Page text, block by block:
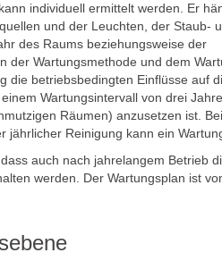
individuell ermittelt werden. Er
und der Leuchten, der Staub-
des Raums beziehungsweise der
der Wartungsmethode und dem
die betriebsbedingten Einflüsse auf
Wartungsintervall von drei
Räumen) anzusetzen ist.
jährlicher Reinigung kann ein
auch nach jahrelangem Betrieb
werden. Der Wartungsplan ist